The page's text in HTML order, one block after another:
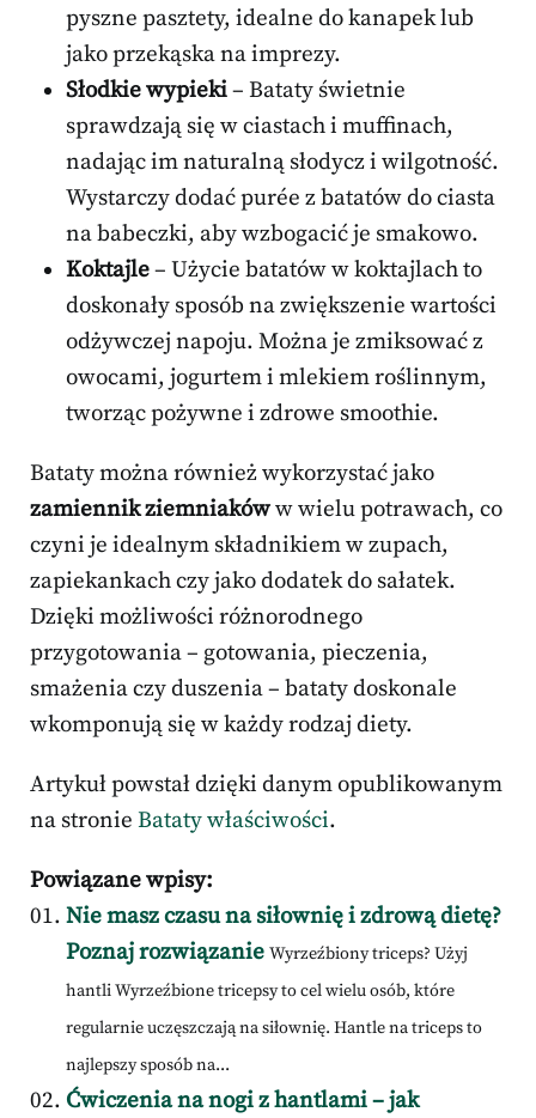
pyszne pasztety, idealne do kanapek lub
jako przekąska na imprezy.
Słodkie wypieki– Bataty świetnie
sprawdzają się w ciastach i muffinach,
nadając im naturalną słodycz i wilgotność.
Wystarczy dodać purée z batatów do ciasta
na babeczki, aby wzbogacić je smakowo.
Koktajle– Użycie batatów w koktajlach to
doskonały sposób na zwiększenie wartości
odżywczej napoju. Można je zmiksować z
owocami, jogurtem i mlekiem roślinnym,
tworząc pożywne i zdrowe smoothie.
Bataty można również wykorzystać jako
zamiennik ziemniakóww wielu potrawach, co
czyni je idealnym składnikiem w zupach,
zapiekankach czy jako dodatek do sałatek.
Dzięki możliwości różnorodnego
przygotowania – gotowania, pieczenia,
smażenia czy duszenia – bataty doskonale
wkomponują się w każdy rodzaj diety.
Artykuł powstał dzięki danym opublikowanym
na stronie Bataty właściwości.
Powiązane wpisy:
Nie masz czasu na siłownię i zdrową dietę?
Poznaj rozwiązanie Wyrzeźbiony triceps? Użyj
hantli Wyrzeźbione tricepsy to cel wielu osób, które
regularnie uczęszczają na siłownię. Hantle na triceps to
najlepszy sposób na...
Ćwiczenia na nogi z hantlami – jak